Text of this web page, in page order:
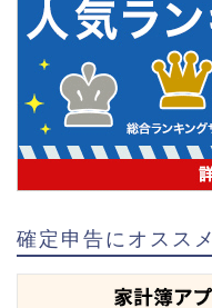
確定申告にオススメ